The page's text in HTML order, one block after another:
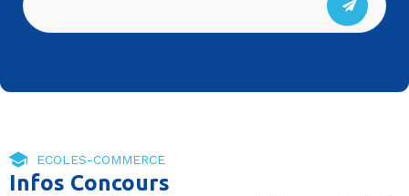
ECOLES-COMMERCE
Infos Concours